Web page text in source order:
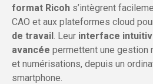
format Ricoh s’intègrent
CAO et aux plateformes cloud
de travail. Leur interface
avancée permettent une gestion
et numérisations, depuis un
smartphone.